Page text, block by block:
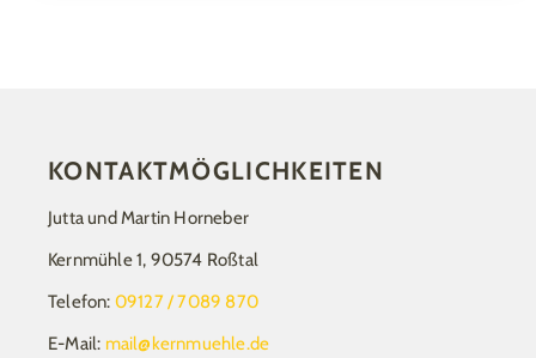
KONTAKTMÖGLICHKEITEN
Jutta und Martin Horneber
Kernmühle 1, 90574 Roßtal
Telefon: 09127 / 7089 870
E-Mail: mail@kernmuehle.de